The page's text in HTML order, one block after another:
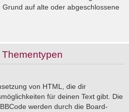
auf alte oder abgeschlossene
von HTML, die dir
für deinen Text gibt. Die
werden durch die Board-